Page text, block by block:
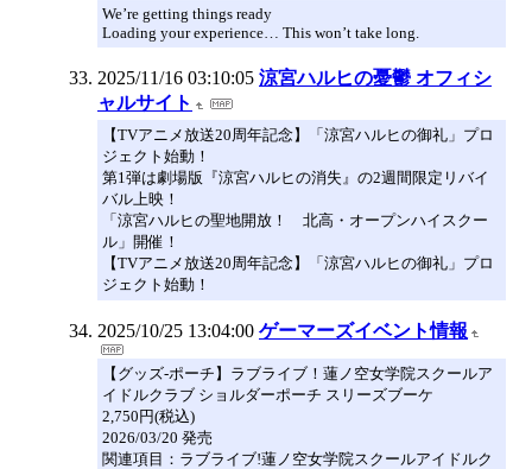
We’re getting things ready
Loading your experience… This won’t take long.
2025/11/16 03:10:05 涼宮ハルヒの憂鬱 オフィシ
ャルサイト
【TVアニメ放送20周年記念】「涼宮ハルヒの御礼」プロ
ジェクト始動！
第1弾は劇場版『涼宮ハルヒの消失』の2週間限定リバイ
バル上映！
「涼宮ハルヒの聖地開放！ 北高・オープンハイスクー
ル」開催！
【TVアニメ放送20周年記念】「涼宮ハルヒの御礼」プロ
ジェクト始動！
2025/10/25 13:04:00 ゲーマーズイベント情報
【グッズ-ポーチ】ラブライブ！蓮ノ空女学院スクールア
イドルクラブ ショルダーポーチ スリーズブーケ
2,750円(税込)
2026/03/20 発売
関連項目：ラブライブ!蓮ノ空女学院スクールアイドルク